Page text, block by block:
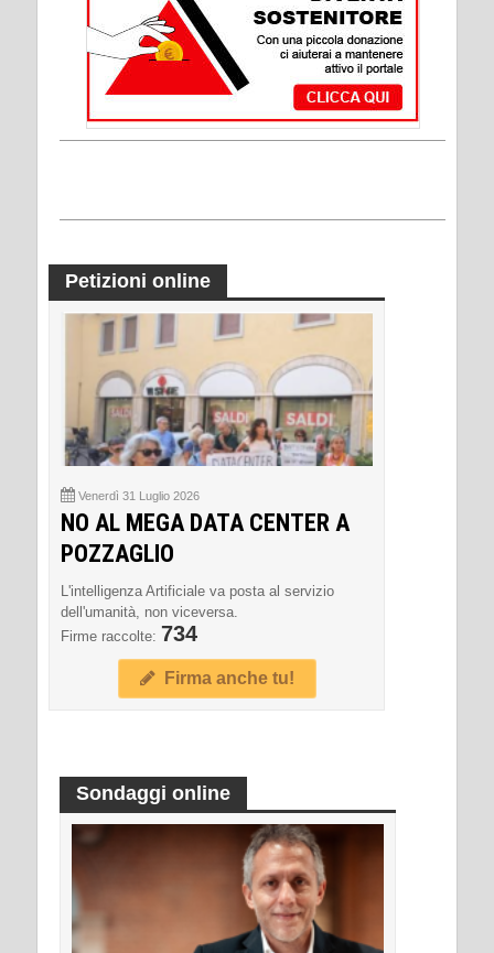
Petizioni online
Venerdì 31 Luglio 2026
NO AL MEGA DATA CENTER A
POZZAGLIO
L'intelligenza Artificiale va posta al servizio
dell'umanità, non viceversa.
Firme raccolte: 734
Firma anche tu!
Sondaggi online